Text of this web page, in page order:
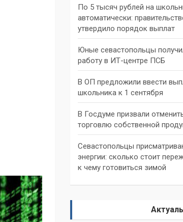
По 5 тысяч рублей на
автоматически:
утвердило порядок выплат
Юные севастопольцы
работу в ИТ-центре ПСБ
В ОП предложили ввести
школьника к 1 сентября
В Госдуме призвали
торговлю собственной
Севастопольцы
энергии: сколько стоит
к чему готовиться зимой